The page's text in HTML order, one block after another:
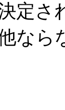
定さ
なら